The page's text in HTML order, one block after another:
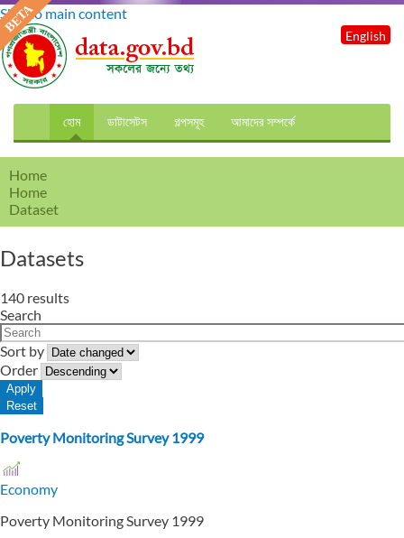
Skip to main content
হোম ডাটাসেটস গল্পসমূহ আমাদের সম্পর্কে
English
Home
Home
Dataset
Datasets
140 results
Search
Sort by
Order
Poverty Monitoring Survey 1999
Economy
Poverty Monitoring Survey 1999